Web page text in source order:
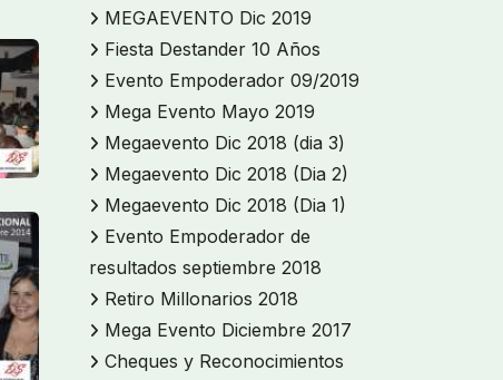
MEGAEVENTO Dic 2019
Fiesta Destander 10 Años
Evento Empoderador 09/2019
Mega Evento Mayo 2019
Megaevento Dic 2018 (dia 3)
Megaevento Dic 2018 (Dia 2)
Megaevento Dic 2018 (Dia 1)
Evento Empoderador de
resultados septiembre 2018
Retiro Millonarios 2018
Mega Evento Diciembre 2017
Cheques y Reconocimientos